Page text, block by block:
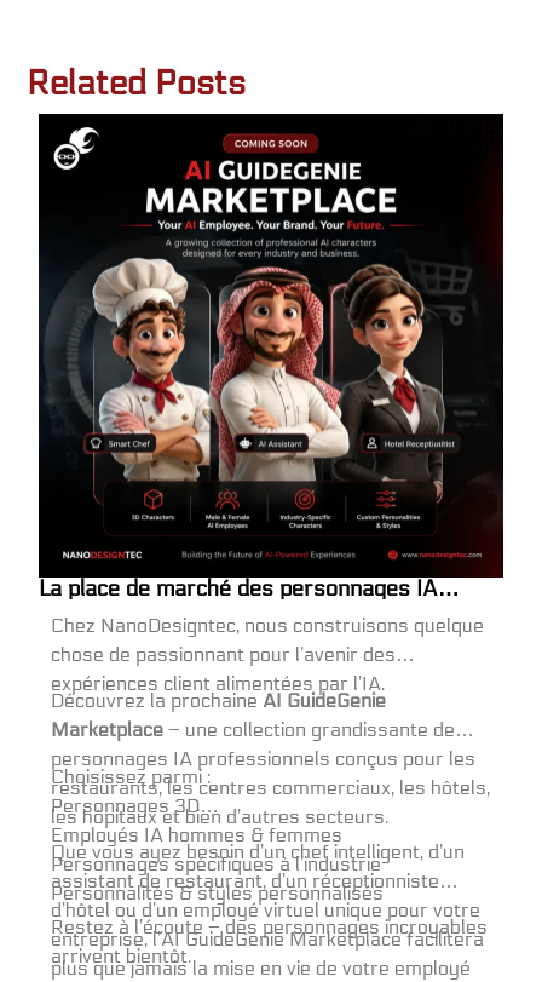
Related Posts
La place de marché des personnages IA
Chez NanoDesigntec, nous construisons quelque
chose de passionnant pour l’avenir des
expériences client alimentées par l’IA.
Découvrez la prochaine AI GuideGenie
Marketplace – une collection grandissante de
personnages IA professionnels conçus pour les
restaurants, les centres commerciaux, les hôtels,
les hôpitaux et bien d’autres secteurs.
Choisissez parmi :
Personnages 3D
Employés IA hommes & femmes
Personnages spécifiques à l’industrie
Personnalités & styles personnalisés
Que vous ayez besoin d’un chef intelligent, d’un
assistant de restaurant, d’un réceptionniste
d’hôtel ou d’un employé virtuel unique pour votre
entreprise, l’AI GuideGenie Marketplace facilitera
plus que jamais la mise en vie de votre employé
Restez à l’écoute – des personnages incroyables
arrivent bientôt.